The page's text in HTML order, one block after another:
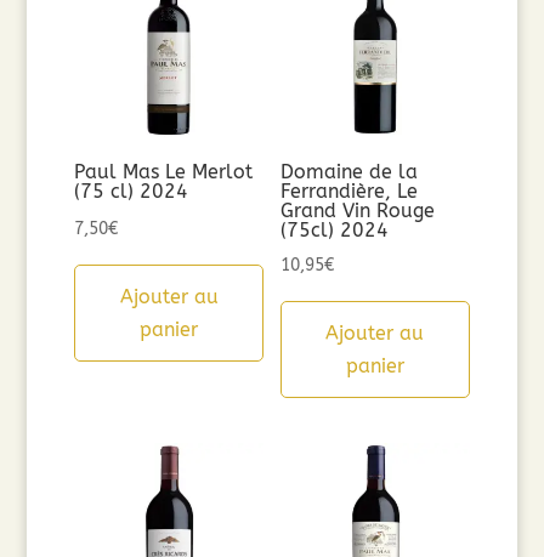
Paul Mas Le Merlot
(75 cl) 2024
7,50€
Ajouter au
panier
Domaine de la
Ferrandière, Le
Grand Vin Rouge
(75cl) 2024
10,95€
Ajouter au
panier